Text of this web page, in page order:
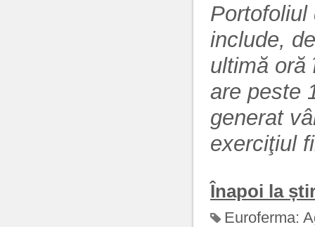
Portofoliul
include,
ultimă oră
are peste
generat
exerciţiul
Înapoi la
Euroferma: